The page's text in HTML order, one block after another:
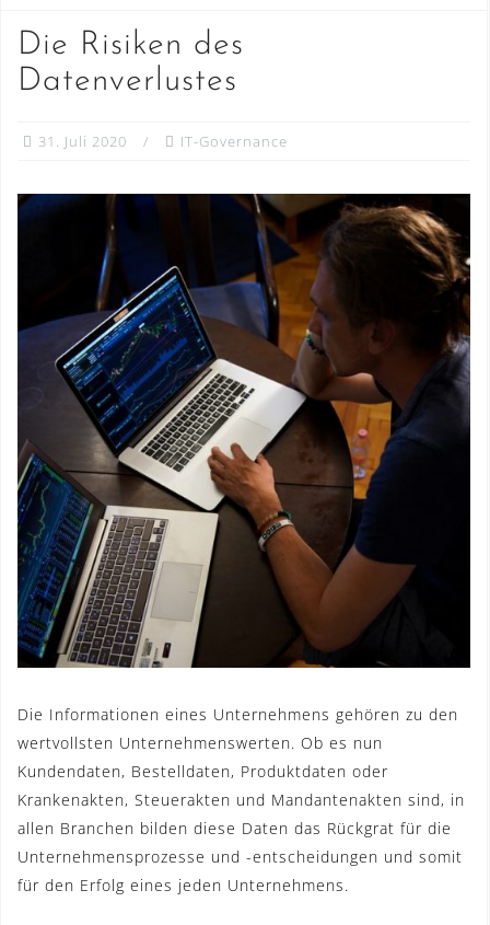
Die Risiken des
Datenverlustes
31. Juli 2020 IT-Governance
Die Informationen eines Unternehmens gehören zu den
wertvollsten Unternehmenswerten. Ob es nun
Kundendaten, Bestelldaten, Produktdaten oder
Krankenakten, Steuerakten und Mandantenakten sind, in
allen Branchen bilden diese Daten das Rückgrat für die
Unternehmensprozesse und -entscheidungen und somit
für den Erfolg eines jeden Unternehmens.